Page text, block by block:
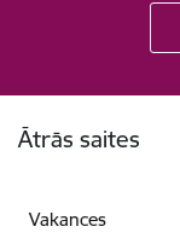
Ātrās saites
Vakances